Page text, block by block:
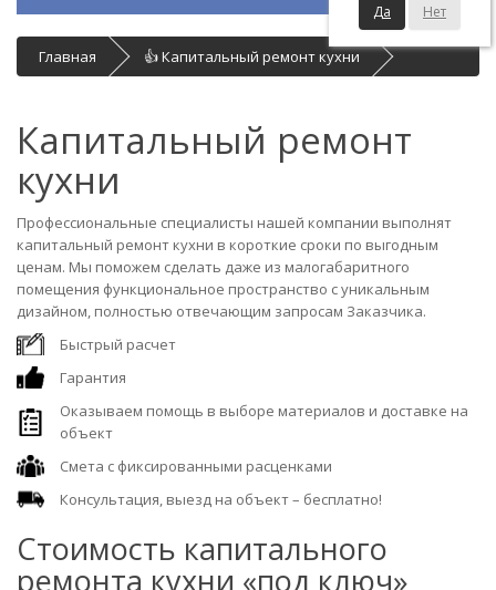
Да Нет
Главная 👍 Капитальный ремонт кухни
Капитальный ремонт
кухни
Профессиональные специалисты нашей компании выполнят
капитальный ремонт кухни в короткие сроки по выгодным
ценам. Мы поможем сделать даже из малогабаритного
помещения функциональное пространство с уникальным
дизайном, полностью отвечающим запросам Заказчика.
Быстрый расчет
Гарантия
Оказываем помощь в выборе материалов и доставке на
объект
Смета с фиксированными расценками
Консультация, выезд на объект – бесплатно!
Стоимость капитального
ремонта кухни «под ключ»